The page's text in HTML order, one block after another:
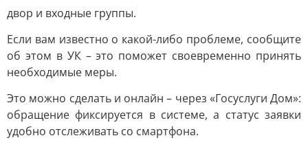
двор и входные группы.
Если вам известно о какой-либо проблеме, сообщите
об этом в УК – это поможет своевременно принять
необходимые меры.
Это можно сделать и онлайн – через «Госуслуги Дом»:
обращение фиксируется в системе, а статус заявки
удобно отслеживать со смартфона.